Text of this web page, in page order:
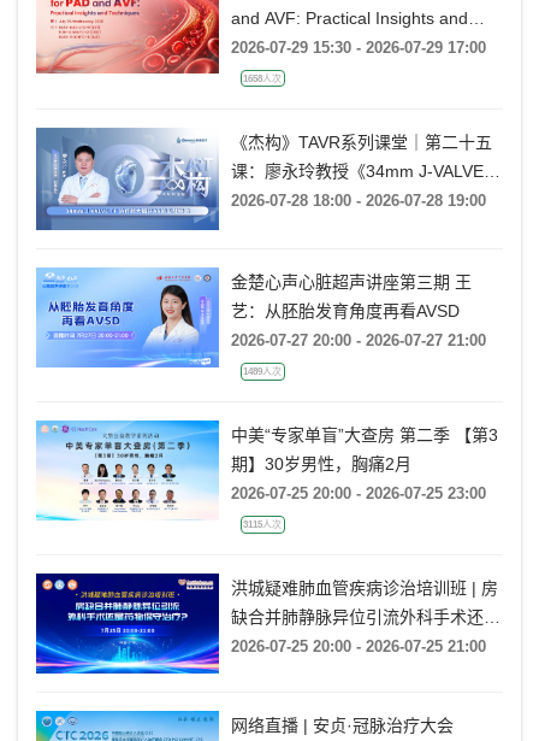
and AVF: Practical Insights and
Techniques
2026-07-29 15:30 - 2026-07-29 17:00
1658人次
《杰构》TAVR系列课堂｜第二十五
课：廖永玲教授《34mm J-VALVE
TF 治疗超大瓣环AR的实战经验》
2026-07-28 18:00 - 2026-07-28 19:00
金楚心声心脏超声讲座第三期 王
艺：从胚胎发育角度再看AVSD
2026-07-27 20:00 - 2026-07-27 21:00
1489人次
中美“专家单盲”大查房 第二季 【第3
期】30岁男性，胸痛2月
2026-07-25 20:00 - 2026-07-25 23:00
3115人次
洪城疑难肺血管疾病诊治培训班 | 房
缺合并肺静脉异位引流外科手术还是
药物保守治疗?
2026-07-25 20:00 - 2026-07-25 21:00
网络直播 | 安贞·冠脉治疗大会